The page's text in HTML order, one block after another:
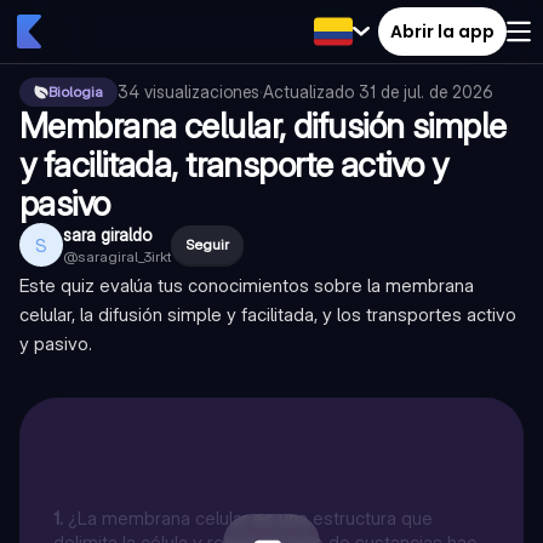
Abrir la app
Biologia 34 visualizaciones·Actualizado 31 de jul. de 2026
Membrana celular, difusión simple
y facilitada, transporte activo y
pasivo
S sara giraldo
@saragiral_3irkt
Seguir
Este quiz evalúa tus conocimientos sobre la membrana
celular, la difusión simple y facilitada, y los transportes activo
y pasivo.
1. ¿La membrana celular es una estructura que